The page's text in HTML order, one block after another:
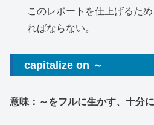
このレポートを仕上げるた
ればならない。
capitalize on ～
意味：～をフルに生かす、十分